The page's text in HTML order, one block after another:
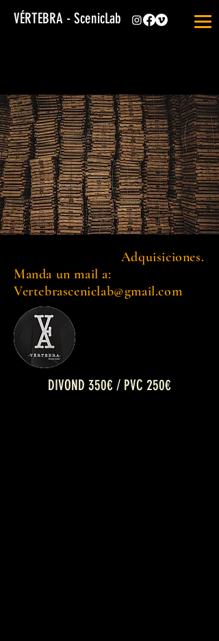
VÉRTEBRA - ScenicLab
Adquisiciones.
Manda un mail a:
Vertebrasceniclab@gmail.com
DIVOND 350€ / PVC 250€